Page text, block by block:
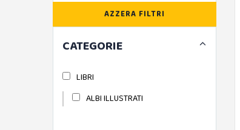
AZZERA FILTRI
CATEGORIE
LIBRI
ALBI ILLUSTRATI